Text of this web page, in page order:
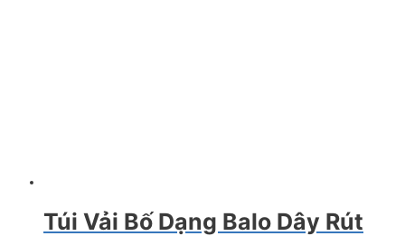
Túi Vải Bố Dạng Balo Dây Rút